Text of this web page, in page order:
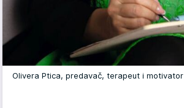
Olivera Ptica, predavač, terapeut i motivator